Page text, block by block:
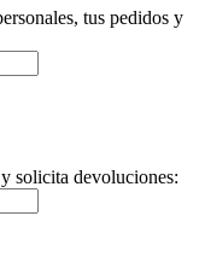
tus pedidos y
solicita devoluciones: